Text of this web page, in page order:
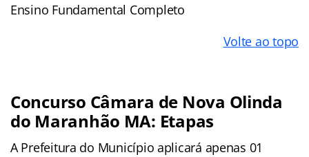
Ensino Fundamental Completo
Volte ao topo
Concurso Câmara de Nova Olinda
do Maranhão MA: Etapas
A Prefeitura do Município aplicará apenas 01